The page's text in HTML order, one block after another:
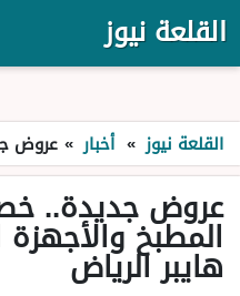
القلعة نيوز
القلعة نيوز » أخبار » عروض جديدة..
عروض جديدة..
المطبخ والأجهزة
هايبر الرياض